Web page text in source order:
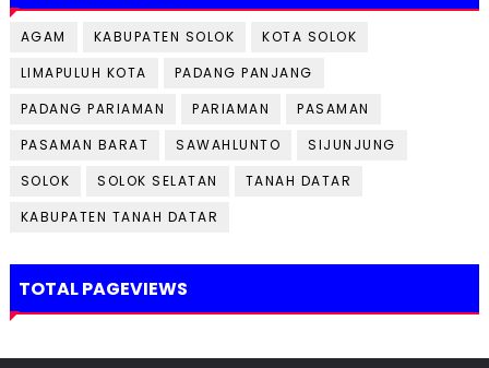
AGAM KABUPATEN SOLOK
KOTA SOLOK
LIMAPULUH KOTA
PADANG PANJANG
PADANG PARIAMAN
PARIAMAN
PASAMAN
PASAMAN BARAT
SAWAHLUNTO
SIJUNJUNG
SOLOK
SOLOK SELATAN
TANAH DATAR
KABUPATEN TANAH DATAR
TOTAL PAGEVIEWS